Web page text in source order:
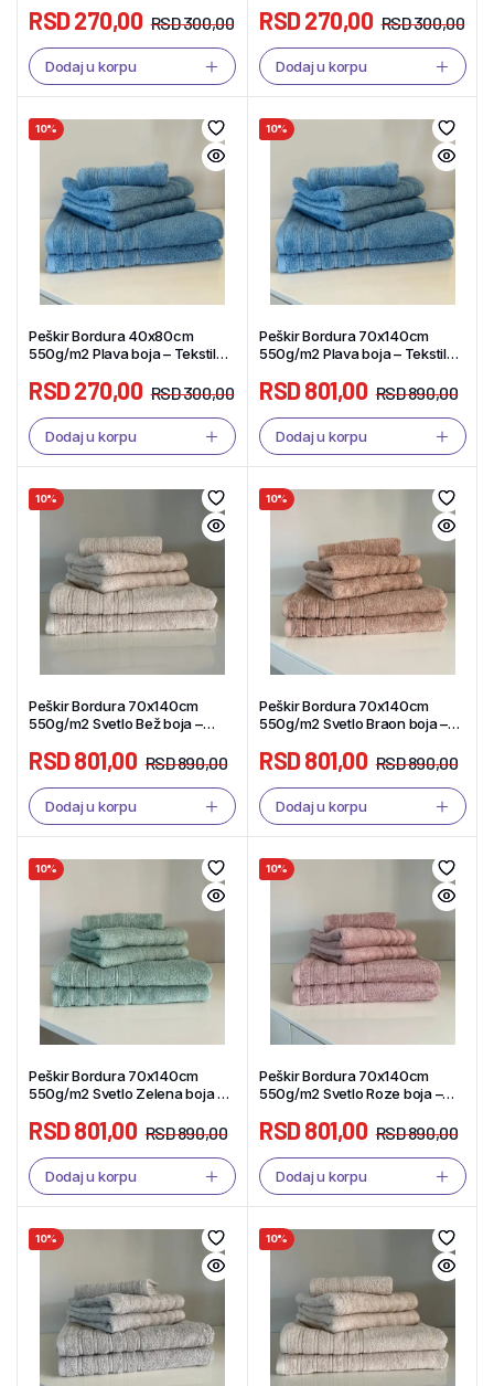
RSD300,00
RSD270,00
Dodaj u korpu
RSD300,00
RSD270,00
Dodaj u korpu
10%
Peškir Bordura 40x80cm
550g/m2 Plava boja – Tekstil
RSD300,00
RSD270,00
Dodaj u korpu
10%
Peškir Bordura 70x140cm
550g/m2 Plava boja – Tekstil
RSD890,00
RSD801,00
Dodaj u korpu
10%
Peškir Bordura 70x140cm
550g/m2 Svetlo Bež boja –
RSD890,00
RSD801,00
Dodaj u korpu
10%
Peškir Bordura 70x140cm
550g/m2 Svetlo Braon boja –
RSD890,00
RSD801,00
Dodaj u korpu
10%
Peškir Bordura 70x140cm
550g/m2 Svetlo Zelena boja –
RSD890,00
RSD801,00
Dodaj u korpu
10%
Peškir Bordura 70x140cm
550g/m2 Svetlo Roze boja –
RSD890,00
RSD801,00
Dodaj u korpu
10% 10%